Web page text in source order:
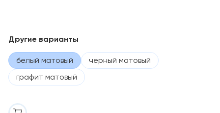
Другие варианты
белый матовый
черный матовый
графит матовый